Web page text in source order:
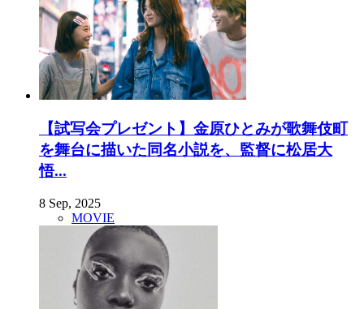
【試写会プレゼント】金原ひとみが歌舞伎町
を舞台に描いた同名小説を、監督に松居大
悟...
8 Sep, 2025
MOVIE